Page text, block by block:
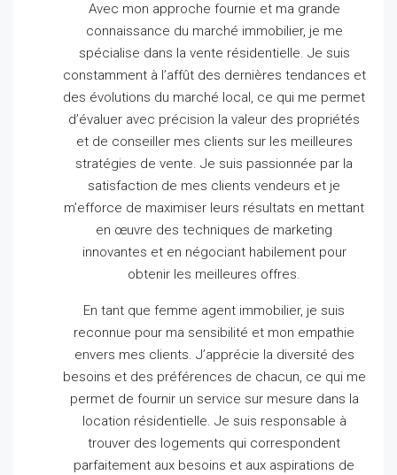
Avec mon approche fournie et ma grande
connaissance du marché immobilier, je me
spécialise dans la vente résidentielle. Je suis
constamment à l’affût des dernières tendances et
des évolutions du marché local, ce qui me permet
d’évaluer avec précision la valeur des propriétés
et de conseiller mes clients sur les meilleures
stratégies de vente.Je suis passionnée par la
satisfaction de mes clients vendeurs et je
m’efforce de maximiser leurs résultats en mettant
en œuvre des techniques de marketing
innovantes et en négociant habilement pour
obtenir les meilleures offres.
En tant que femme agent immobilier, je suis
reconnue pour ma sensibilité et mon empathie
envers mes clients. J’apprécie la diversité des
besoins et des préférences de chacun, ce qui me
permet de fournir un service sur mesure dans la
location résidentielle. Je suis responsable à
trouver des logements qui correspondent
parfaitement aux besoins et aux aspirations de